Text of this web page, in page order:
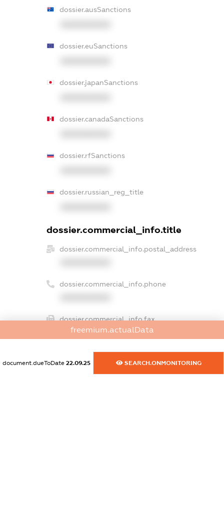
dossier.ausSanctions
dossier.euSanctions
dossier.japanSanctions
dossier.canadaSanctions
dossier.rfSanctions
dossier.russian_reg_title
dossier.commercial_info.title
dossier.commercial_info.postal_address
dossier.commercial_info.phone
dossier.commercial_info.fax
XXXXXXXXXX
dossier.commercial_info.email
XXXXXXXXXX
freemium.actualData
document.dueToDate 22.09.25 SEARCH.ONMONITORING